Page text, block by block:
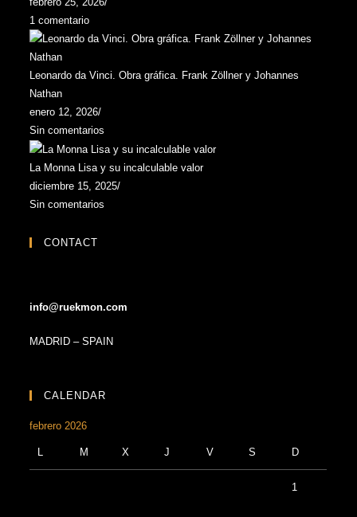
1 comentario
Leonardo da Vinci. Obra gráfica. Frank Zöllner y Johannes
Nathan
enero 12, 2026/
Sin comentarios
La Monna Lisa y su incalculable valor
diciembre 15, 2025/
Sin comentarios
CONTACT
info@ruekmon.com
MADRID – SPAIN
CALENDAR
febrero 2026
L M X J V S D
1